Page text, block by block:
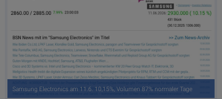
Samsung Electronics am 11.6. 10,15%, Volumen 87% normaler Tage